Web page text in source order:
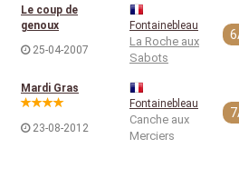
Le coup de
genoux
25-04-2007
Fontainebleau
La Roche aux
Sabots
Mardi Gras
23-08-2012
Fontainebleau
Canche aux
Merciers